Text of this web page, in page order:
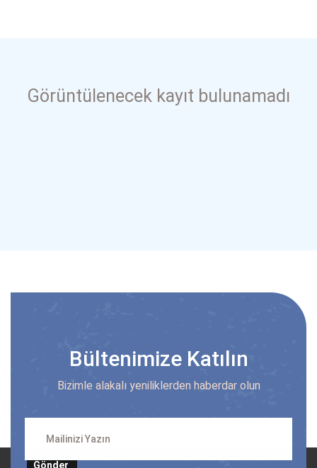
Görüntülenecek kayıt bulunamadı
Bültenimize Katılın
Bizimle alakalı yeniliklerden haberdar olun
Gönder